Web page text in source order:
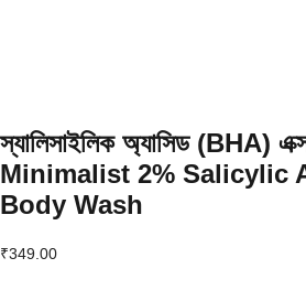
স্যালিসাইলিক অ্যাসিড (BHA)
Minimalist 2% Salicylic
Body Wash
₹349.00